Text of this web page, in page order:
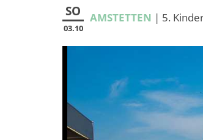
SO
03.10
AMSTETTEN | 5.